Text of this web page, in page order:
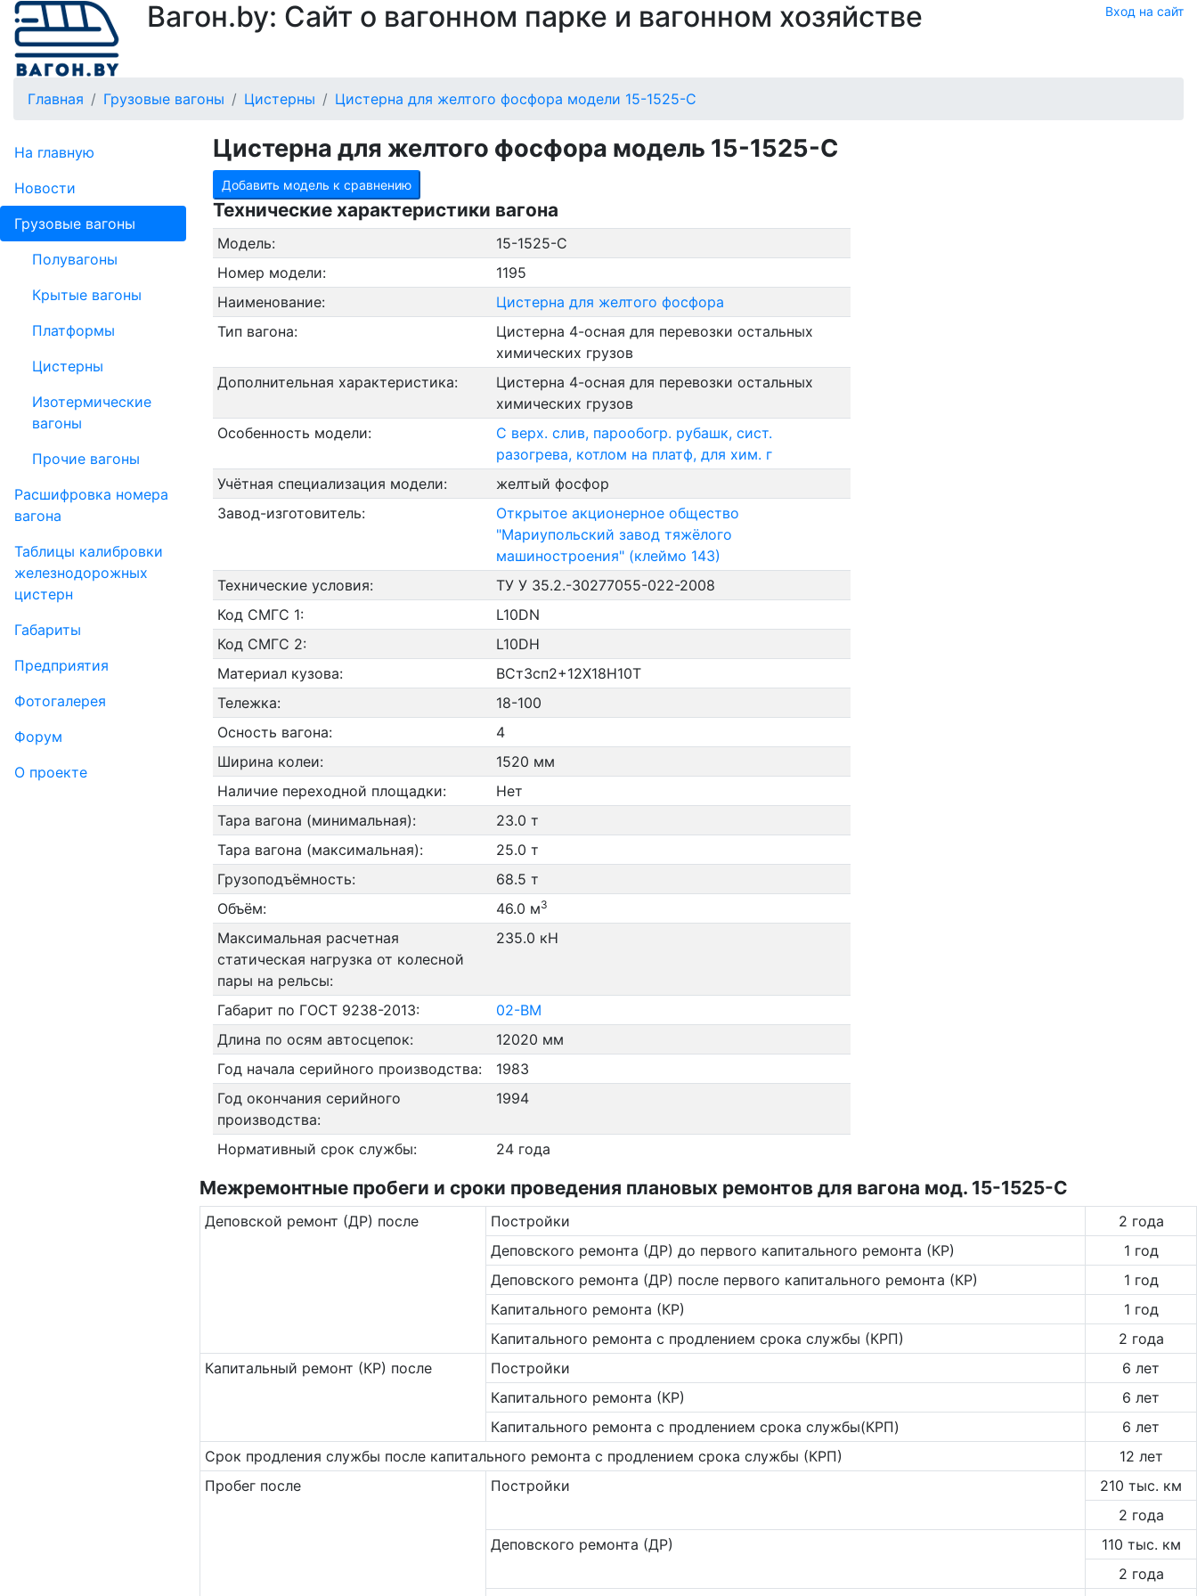
Вагон.by: Сайт о вагонном парке и вагонном хозяйстве Вход на сайт
Главная Грузовые вагоны Цистерны Цистерна для желтого фосфора модели 15-1525-С
На главную
Новости
Грузовые вагоны
Полувагоны
Крытые вагоны
Платформы
Цистерны
Изотермические
вагоны
Прочие вагоны
Рас­шифров­ка номера
вагона
Таблицы калибровки
же­лезно­дорожных
цистерн
Габариты
Пред­прия­тия
Фо­то­га­ле­рея
Форум
О проекте
Цистерна для желтого фосфора модель 15-1525-С
Добавить модель к сравнению
Технические характеристики вагона
Модель:
15-1525-С
Номер модели:
1195
Наименование:
Цистерна для желтого фосфора
Тип вагона:
Цистерна 4-осная для перевозки остальных
химических грузов
Дополнительная характеристика:
Цистерна 4-осная для перевозки остальных
химических грузов
Особенность модели:
С верх. слив, парообогр. рубашк, сист.
разогрева, котлом на платф, для хим. г
Учётная специализация модели:
желтый фосфор
Завод-изготовитель:
Открытое акционерное общество
"Мариупольский завод тяжёлого
машиностроения" (клеймо 143)
Технические условия:
ТУ У 35.2.-30277055-022-2008
Код СМГС 1:
L10DN
Код СМГС 2:
L10DH
Материал кузова:
ВСт3сп2+12Х18Н10Т
Тележка:
18-100
Осность вагона:
4
Ширина колеи:
1520 мм
Наличие переходной площадки:
Нет
Тара вагона (минимальная):
23.0 т
Тара вагона (максимальная):
25.0 т
Грузоподъёмность:
68.5 т
Объём:
46.0 м3
Максимальная расчетная
статическая нагрузка от колесной
пары на рельсы:
235.0 кН
Габарит по ГОСТ 9238-2013:
02-ВМ
Длина по осям автосцепок:
12020 мм
Год начала серийного производства:
1983
Год окончания серийного
производства:
1994
Нормативный срок службы: 24 года
Межремонтные пробеги и сроки проведения плановых ремонтов для вагона мод. 15-1525-С
Де­повс­кой ремонт (ДР) после Постройки
2 года
Деповского ремонта (ДР) до первого капитального ремонта (КР)
1 год
Деповского ремонта (ДР) после первого капитального ремонта (КР)
1 год
Капитального ремонта (КР)
1 год
Ка­питального ремонта с продлением срока службы (КРП)
2 года
Ка­пи­таль­ный ремонт (КР) после
Постройки
6 лет
Капитального ремонта (КР)
6 лет
Капитального ремонта с продлением срока службы(КРП)
6 лет
Срок продления службы после капитального ремонта с продлением срока службы (КРП)
12 лет
Пробег после
Постройки
210 тыс. км
2 года
Деповского ремонта (ДР)
110 тыс. км
2 года